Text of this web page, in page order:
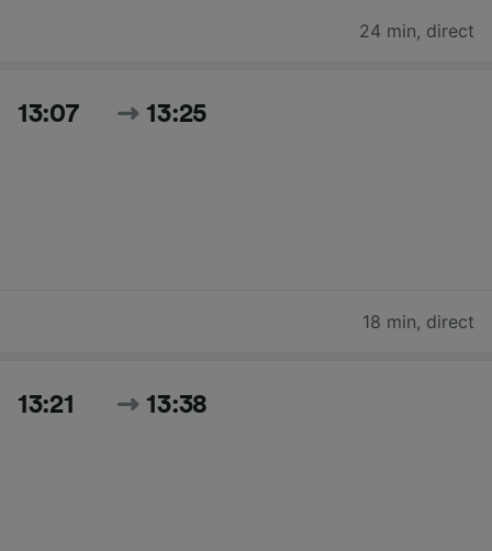
24 min, direct
13:07 13:25
18 min, direct
13:21 13:38